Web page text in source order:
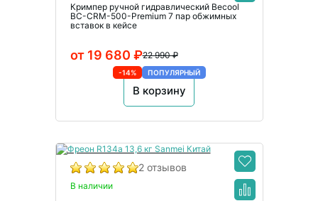
Кримпер ручной гидравлический Becool
BC-CRM-500-Premium 7 пар обжимных
вставок в кейсе
22 990 ₽
от 19 680 ₽
В корзину
-14% ПОПУЛЯРНЫЙ
2 отзывов
В наличии